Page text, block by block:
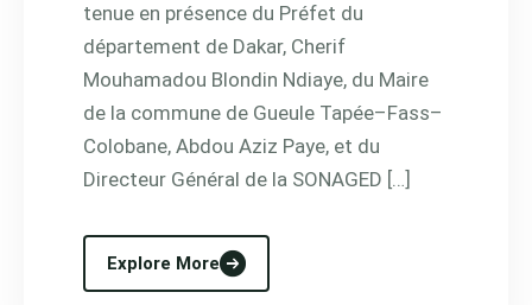
tenue en présence du Préfet du
département de Dakar, Cherif
Mouhamadou Blondin Ndiaye, du Maire
de la commune de Gueule Tapée–Fass–
Colobane, Abdou Aziz Paye, et du
Directeur Général de la SONAGED […]
Explore More